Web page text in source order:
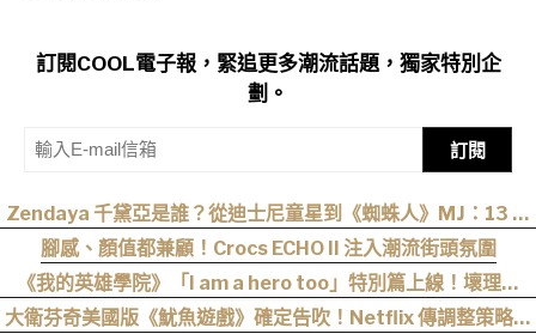
訂閱COOL電子報，緊追更多潮流話題，獨家特別企
劃。
訂閱
Zendaya 千黛亞是誰？從迪士尼童星到《蜘蛛人》MJ：13 歲
出道後幾乎沒有完整休假
腳感、顏值都兼顧！Crocs ECHO II 注入潮流街頭氛圍
《我的英雄學院》「I am a hero too」特別篇上線！壞理版
〈Hero too〉正式公開！
大衛芬奇美國版《魷魚遊戲》確定告吹！Netflix 傳調整策略，